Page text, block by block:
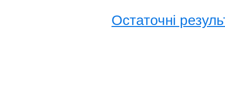
Остаточні